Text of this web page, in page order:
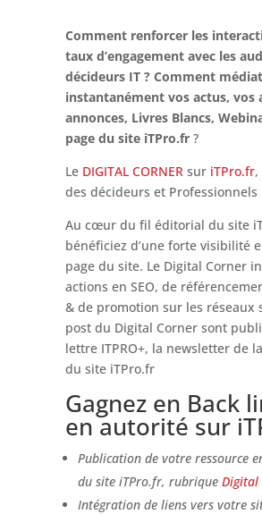
Comment renforcer les
taux d’engagement avec les
décideurs IT ? Comment
instantanément vos actus, vos
annonces, Livres Blancs,
page du site iTPro.fr ?
Le DIGITAL CORNER sur iTPro.fr,
des décideurs et Professionnels
Au cœur du fil éditorial du site
bénéficiez d’une forte visibilité
page du site. Le Digital Corner
actions en SEO, de
& de promotion sur les réseaux
post du Digital Corner sont
lettre ITPRO+, la newsletter de
du site iTPro.fr
Gagnez en Back
en autorité sur
Publication de votre ressource
du site iTPro.fr, rubrique Digital
Intégration de liens vers votre